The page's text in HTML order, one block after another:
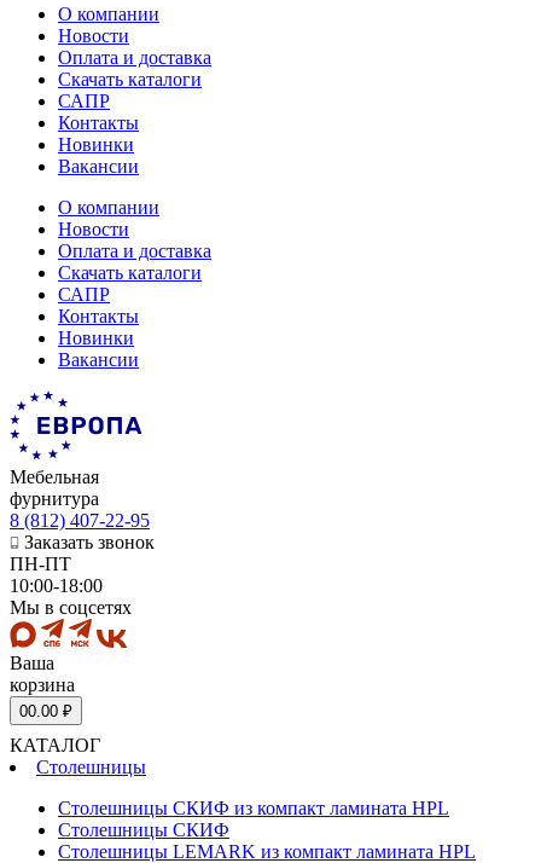
О компании
Новости
Оплата и доставка
Скачать каталоги
САПР
Контакты
Новинки
Вакансии
О компании
Новости
Оплата и доставка
Скачать каталоги
САПР
Контакты
Новинки
Вакансии
Мебельная
фурнитура
8 (812) 407-22-95
Заказать звонок
ПН-ПТ
10:00-18:00
Мы в соцсетях
Ваша
корзина
00.00 ₽
КАТАЛОГ
Столешницы
Столешницы СКИФ из компакт ламината HPL
Столешницы СКИФ
Столешницы LEMARK из компакт ламината HPL